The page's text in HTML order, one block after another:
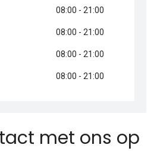
08:00 - 21:00
08:00 - 21:00
08:00 - 21:00
08:00 - 21:00
met ons op